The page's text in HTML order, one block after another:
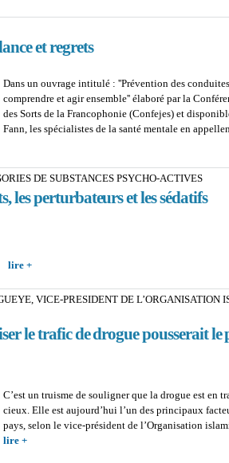
et regrets
Dans un ouvrage intitulé : ''Prévention des
comprendre et agir ensemble'' élaboré par la
des Sorts de la Francophonie (Confejes) et
Fann, les spécialistes de la santé mentale en
DE SUBSTANCES PSYCHO-ACTIVES
les perturbateurs et les sédatifs
lire +
VICE-PRESIDENT DE L’ORGANISATION
le trafic de drogue pousserait le
C’est un truisme de souligner que la drogue est en
cieux. Elle est aujourd’hui l’un des principaux
pays, selon le vice-président de l’Organisation
lire +